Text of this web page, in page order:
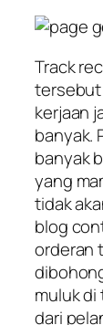
Track
tersebut
kerjaan
banyak.
banyak
yang
tidak
blog
orderan
muluk
dari